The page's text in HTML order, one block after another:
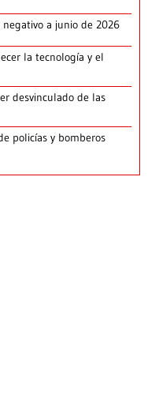
a junio de 2026
la tecnología y el
desvinculado de las
policías y bomberos